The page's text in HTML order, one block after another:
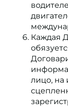
Каждая
лицо, на